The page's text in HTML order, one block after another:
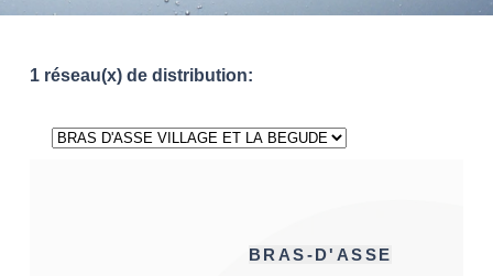
1 réseau(x) de distribution:
BRAS-D'ASSE